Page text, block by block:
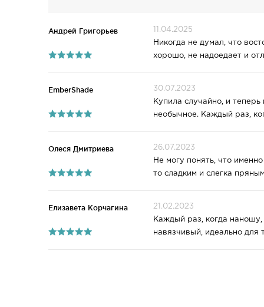
Андрей Григорьев
11.04.2025
Никогда не думал, что
хорошо, не надоедает и
EmberShade
30.07.2023
Купила случайно, и
необычное. Каждый раз,
Олеся Дмитриева
26.07.2023
Не могу понять, что
то сладким и слегка
Елизавета Корчагина
21.02.2023
Каждый раз, когда
навязчивый, идеально для